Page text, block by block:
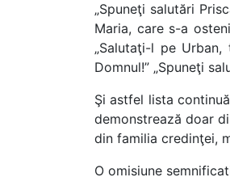
„Spuneţi salutări
Maria, care s-a
„Salutaţi-l pe
Domnul!” „Spuneţi
Şi astfel lista
demonstrează doar
din familia credinţei,
O omisiune